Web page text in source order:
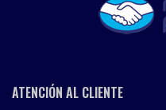
ATENCIÓN AL CLIENTE